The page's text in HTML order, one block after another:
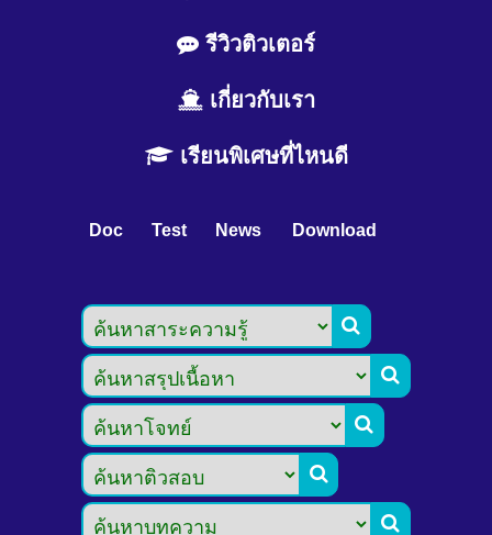
รีวิวติวเตอร์
เกี่ยวกับเรา
เรียนพิเศษที่ไหนดี
Doc Test News Download




